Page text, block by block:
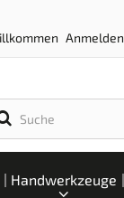
Anmelden
Handwerkzeuge